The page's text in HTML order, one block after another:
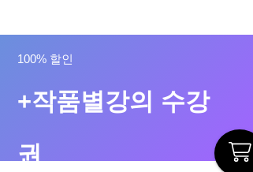
100% 할인
+작품별강의 수강
권